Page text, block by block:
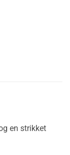
en strikket